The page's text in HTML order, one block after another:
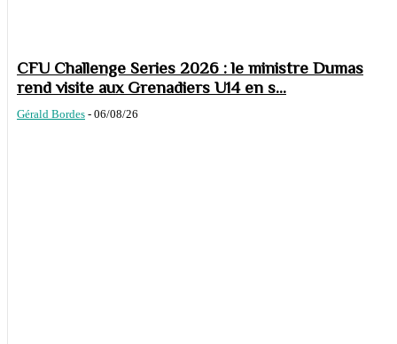
CFU Challenge Series 2026 : le ministre Dumas
rend visite aux Grenadiers U14 en s...
Gérald Bordes - 06/08/26